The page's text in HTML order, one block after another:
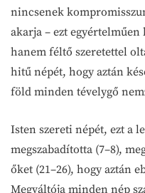
nincsenek
akarja – ezt
hanem féltő szeretettel
hitű népét, hogy aztán
föld minden tévelygő
Isten szereti népét, ezt a
megszabadította (7–8),
őket (21–26), hogy aztán
Megváltója minden nép